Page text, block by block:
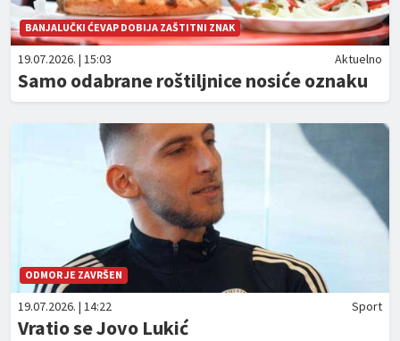
BANJALUČKI ĆEVAP DOBIJA ZAŠTITNI ZNAK
19.07.2026. | 15:03 Aktuelno
Samo odabrane roštiljnice nosiće oznaku
ODMOR JE ZAVRŠEN
19.07.2026. | 14:22 Sport
Vratio se Jovo Lukić